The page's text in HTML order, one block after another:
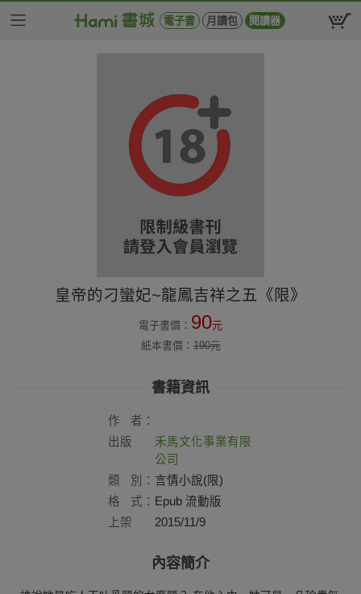
電子書 月讀包 閱讀器
皇帝的刁蠻妃~龍鳳吉祥之五《限》
電子書價： 90元
紙本書價：190元
書籍資訊
作
者：
出版
禾馬文化事業有限
公司
類
別： 言情小說(限)
格
式： Epub 流動版
上架
2015/11/9
內容簡介